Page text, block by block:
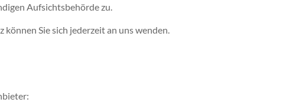
Aufsichtsbehörde zu.
Sie sich jederzeit an uns wenden.